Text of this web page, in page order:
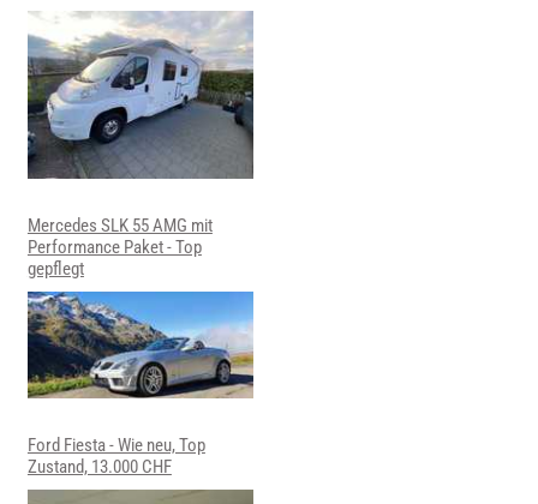
Mercedes SLK 55 AMG mit
Performance Paket - Top
gepflegt
Ford Fiesta - Wie neu, Top
Zustand, 13.000 CHF